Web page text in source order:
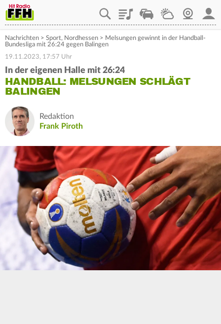
PlaylistStaupilotWetterWebcam
Nachrichten > Sport, Nordhessen > Melsungen gewinnt in der Handball-
Bundesliga mit 26:24 gegen Balingen
19.11.2023, 17:57 Uhr
In der eigenen Halle mit 26:24
HANDBALL: MELSUNGEN SCHLÄGT
BALINGEN
Redaktion
Frank Piroth